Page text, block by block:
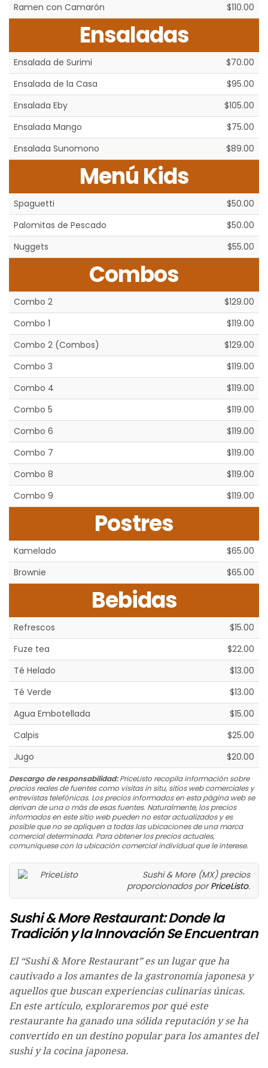
Ramen con Camarón $110.00
Ensaladas
Ensalada de Surimi
$70.00
Ensalada de la Casa
$95.00
Ensalada Eby
$105.00
Ensalada Mango
$75.00
Ensalada Sunomono
$89.00
Menú Kids
Spaguetti
$50.00
Palomitas de Pescado
$50.00
Nuggets
$55.00
Combos
Combo 2
$129.00
Combo 1
$119.00
Combo 2 (Combos)
$129.00
Combo 3
$119.00
Combo 4
$119.00
Combo 5
$119.00
Combo 6
$119.00
Combo 7
$119.00
Combo 8
$119.00
Combo 9
$119.00
Postres
Kamelado
$65.00
Brownie
$65.00
Bebidas
Refrescos
$15.00
Fuze tea
$22.00
Té Helado
$13.00
Té Verde
$13.00
Agua Embotellada
$15.00
Calpis
$25.00
Jugo
$20.00
Descargo de responsabilidad:PriceListo recopila información sobre
precios reales de fuentes como visitas in situ, sitios web comerciales y
entrevistas telefónicas. Los precios informados en esta página web se
derivan de una o más de esas fuentes. Naturalmente, los precios
informados en este sitio web pueden no estar actualizados y es
posible que no se apliquen a todas las ubicaciones de una marca
comercial determinada. Para obtener los precios actuales,
comuníquese con la ubicación comercial individual que le interese.
Sushi & More (MX) precios
proporcionados porPriceListo.
Sushi & More Restaurant: Donde la
Tradición y la Innovación Se Encuentran
El “Sushi & More Restaurant” es un lugar que ha
cautivado a los amantes de la gastronomía japonesa y
aquellos que buscan experiencias culinarias únicas.
En este artículo, exploraremos por qué este
restaurante ha ganado una sólida reputación y se ha
convertido en un destino popular para los amantes del
sushi y la cocina japonesa.